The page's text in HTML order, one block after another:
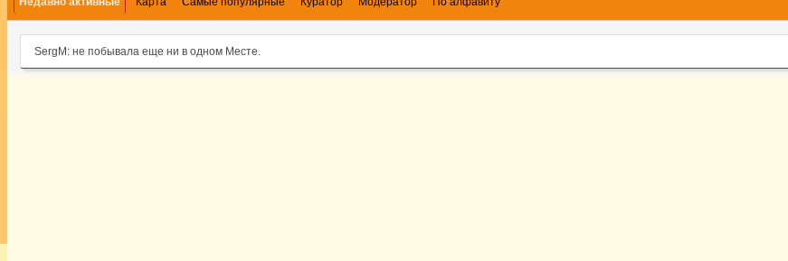
SergM: не побывала еще ни в одном Месте.